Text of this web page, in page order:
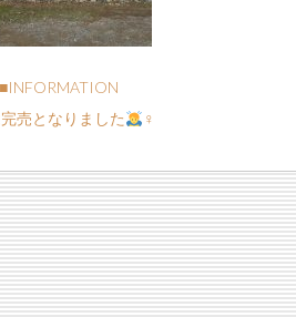
■INFORMATION
売となりました
‍♀️